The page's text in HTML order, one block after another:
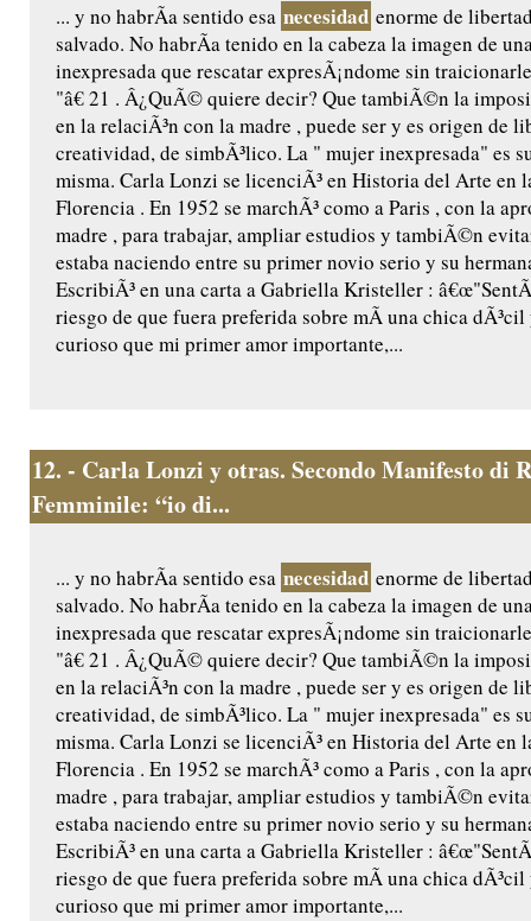
... y no habrÃ­a sentido esa necesidad enorme de
salvado. No habrÃ­a tenido en la cabeza la imagen de
inexpresada que rescatar expresÃ¡ndome sin
"â€ 21 . Â¿QuÃ© quiere decir? Que tambiÃ©n la
en la relaciÃ³n con la madre , puede ser y es origen de
creatividad, de simbÃ³lico. La " mujer inexpresada" es
misma. Carla Lonzi se licenciÃ³ en Historia del Arte en
Florencia . En 1952 se marchÃ³ como a Paris , con la
madre , para trabajar, ampliar estudios y tambiÃ©n
estaba naciendo entre su primer novio serio y su
EscribiÃ³ en una carta a Gabriella Kristeller :
riesgo de que fuera preferida sobre mÃ­ una chica
curioso que mi primer amor importante,...
12. - Carla Lonzi y otras. Secondo Manifesto di
Femminile: “io di...
... y no habrÃ­a sentido esa necesidad enorme de
salvado. No habrÃ­a tenido en la cabeza la imagen de
inexpresada que rescatar expresÃ¡ndome sin
"â€ 21 . Â¿QuÃ© quiere decir? Que tambiÃ©n la
en la relaciÃ³n con la madre , puede ser y es origen de
creatividad, de simbÃ³lico. La " mujer inexpresada" es
misma. Carla Lonzi se licenciÃ³ en Historia del Arte en
Florencia . En 1952 se marchÃ³ como a Paris , con la
madre , para trabajar, ampliar estudios y tambiÃ©n
estaba naciendo entre su primer novio serio y su
EscribiÃ³ en una carta a Gabriella Kristeller :
riesgo de que fuera preferida sobre mÃ­ una chica
curioso que mi primer amor importante,...